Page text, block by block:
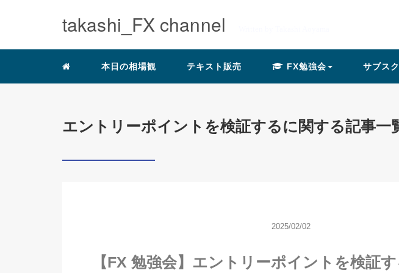
takashi_FX channel
本日の相場観 テキスト販売 FX勉強会 サブスク
エントリーポイントを検証するに関する記事一
2025/02/02
【FX 勉強会】エントリーポイントを検証